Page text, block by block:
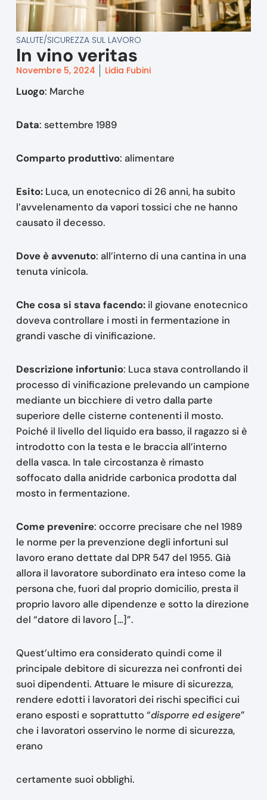
SALUTE/SICUREZZA SUL LAVORO
In vino veritas
Novembre 5, 2024 Lidia Fubini
Luogo: Marche
Data: settembre 1989
Comparto produttivo: alimentare
Esito:Luca, un enotecnico di 26 anni, ha subito
l’avvelenamento da vapori tossici che ne hanno
causato il decesso.
Dove è avvenuto: all’interno di una cantina in una
tenuta vinicola.
Che cosa si stava facendo: il giovane enotecnico
doveva controllare i mosti in fermentazione in
grandi vasche di vinificazione.
Descrizione infortunio: Luca stava controllando il
processo di vinificazione prelevando un campione
mediante un bicchiere di vetro dalla parte
superiore delle cisterne contenenti il mosto.
Poiché il livello del liquido era basso, il ragazzo si è
introdotto con la testa e le braccia all’interno
della vasca. In tale circostanza è rimasto
soffocato dalla anidride carbonica prodotta dal
mosto in fermentazione.
Come prevenire: occorre precisare che nel 1989
le norme per la prevenzione degli infortuni sul
lavoro erano dettate dal DPR 547 del 1955. Già
allora il lavoratore subordinato era inteso come la
persona che, fuori dal proprio domicilio, presta il
proprio lavoro alle dipendenze e sotto la direzione
del “datore di lavoro […]”.
Quest’ultimo era considerato quindi come il
principale debitore di sicurezza nei confronti dei
suoi dipendenti. Attuare le misure di sicurezza,
rendere edotti i lavoratori dei rischi specifici cui
erano esposti e soprattutto “disporre ed esigere”
che i lavoratori osservino le norme di sicurezza,
erano
certamente suoi obblighi.